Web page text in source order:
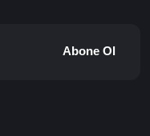
Abone Ol